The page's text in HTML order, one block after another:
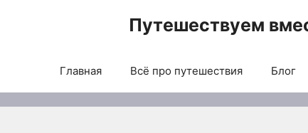
Путешествуем
Главная Всё про путешествия Блог